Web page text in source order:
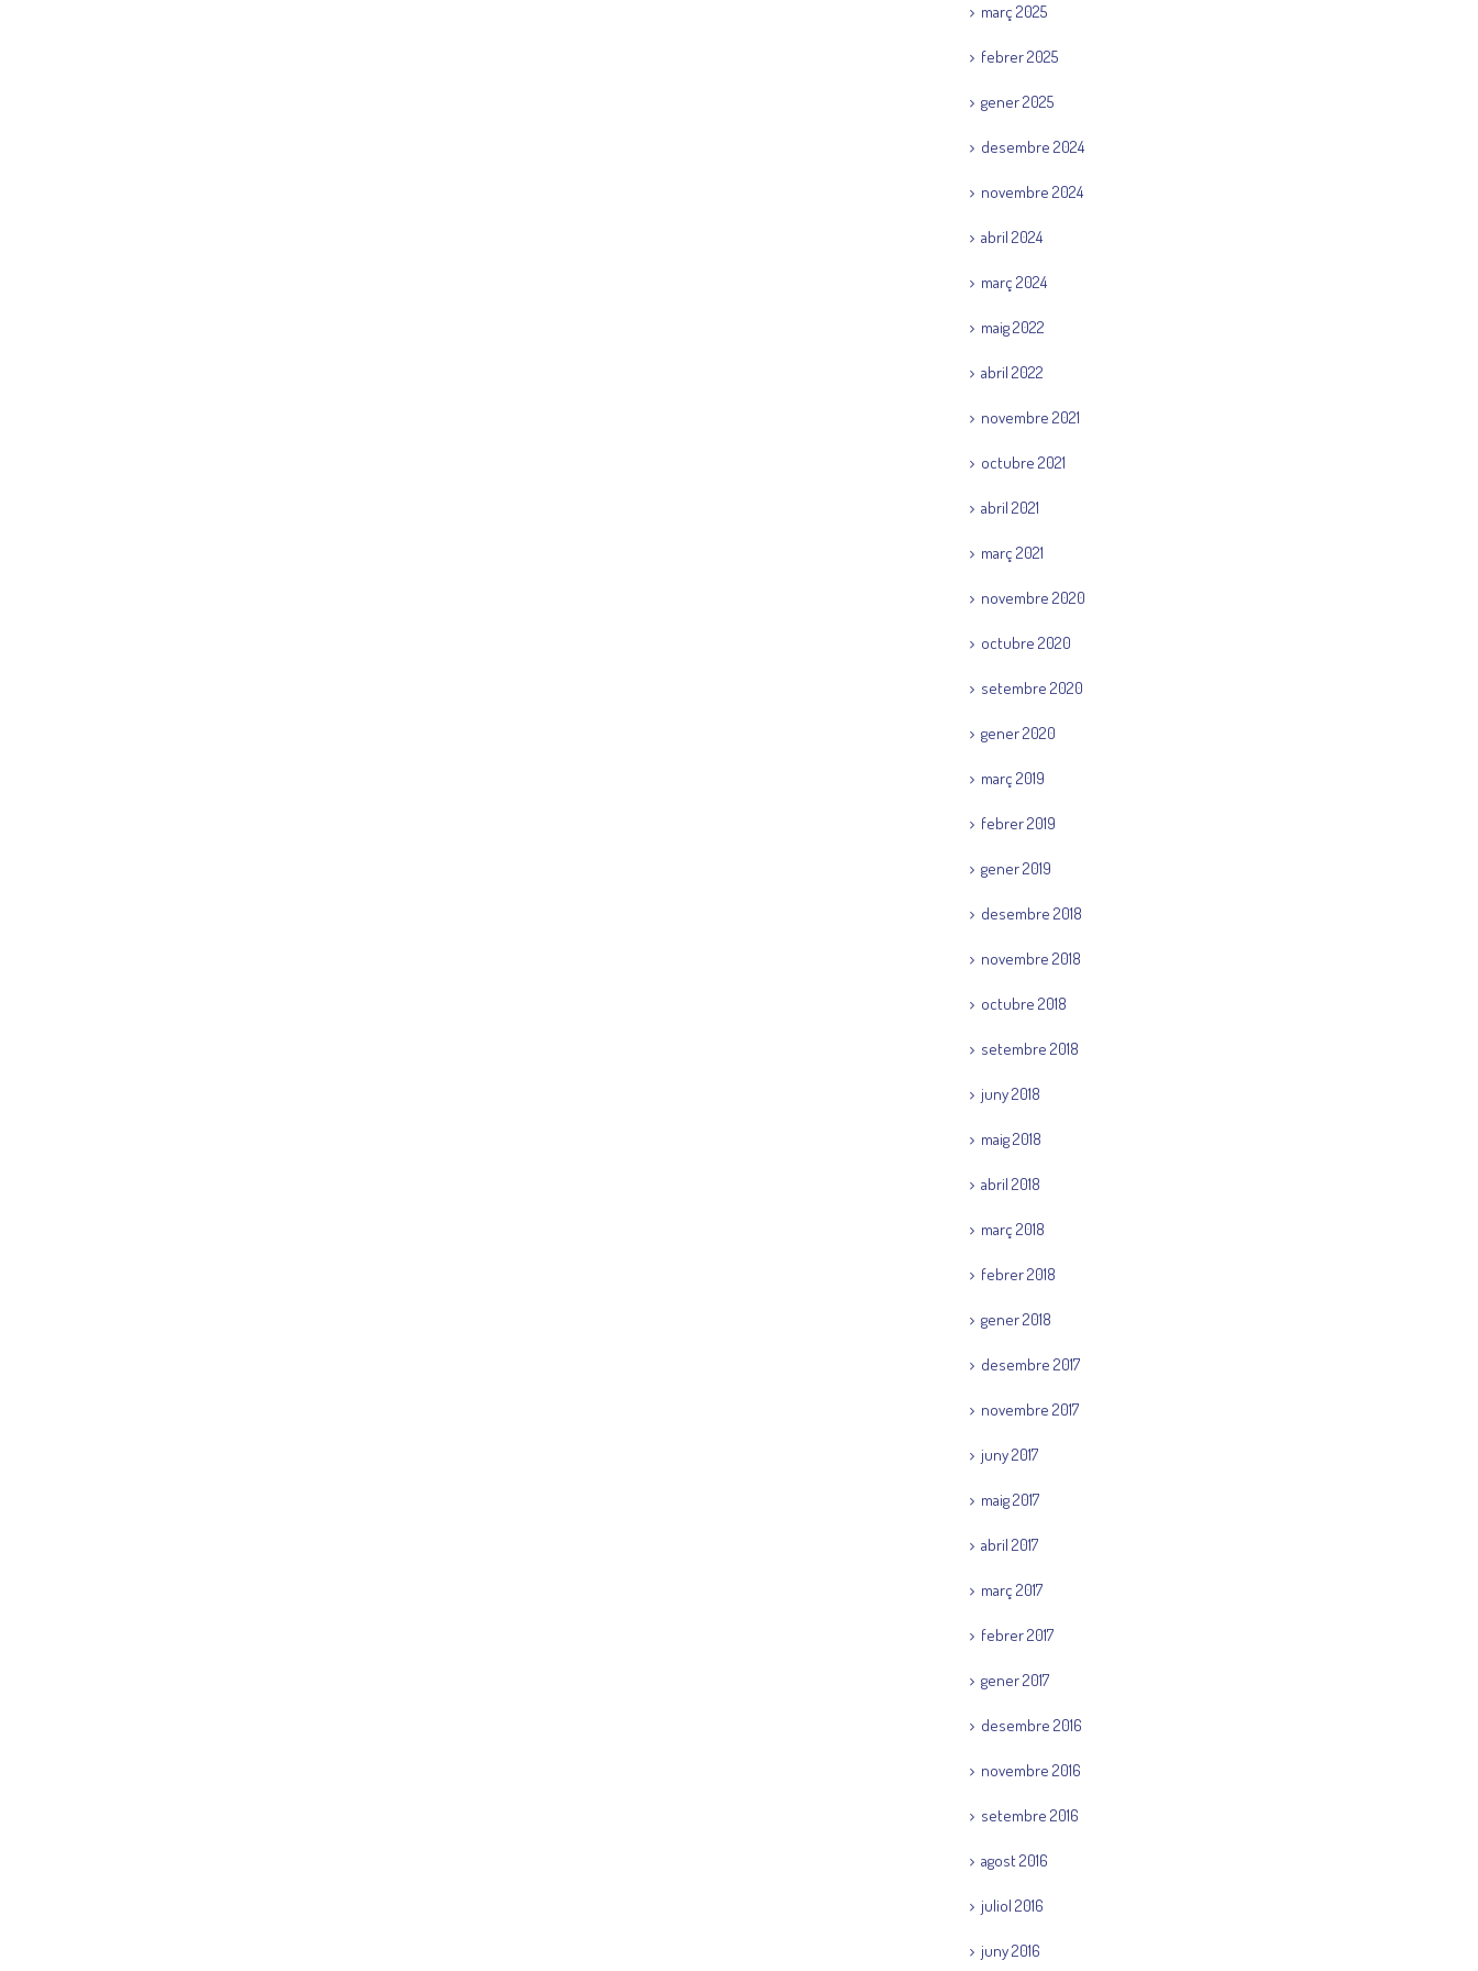
març 2025
febrer 2025
gener 2025
desembre 2024
novembre 2024
abril 2024
març 2024
maig 2022
abril 2022
novembre 2021
octubre 2021
abril 2021
març 2021
novembre 2020
octubre 2020
setembre 2020
gener 2020
març 2019
febrer 2019
gener 2019
desembre 2018
novembre 2018
octubre 2018
setembre 2018
juny 2018
maig 2018
abril 2018
març 2018
febrer 2018
gener 2018
desembre 2017
novembre 2017
juny 2017
maig 2017
abril 2017
març 2017
febrer 2017
gener 2017
desembre 2016
novembre 2016
setembre 2016
agost 2016
juliol 2016
juny 2016